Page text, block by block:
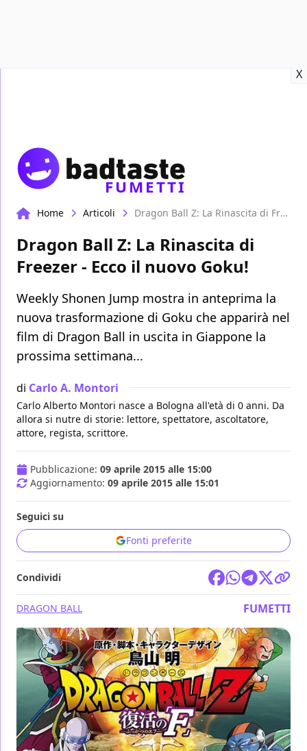
X
FUMETTI
Home Articoli Dragon Ball Z: La Rinascita di Freezer - Ecco il nuovo Goku!
Dragon Ball Z: La Rinascita di
Freezer - Ecco il nuovo Goku!
Weekly Shonen Jump mostra in anteprima la
nuova trasformazione di Goku che apparirà nel
film di Dragon Ball in uscita in Giappone la
prossima settimana...
di Carlo A. Montori
Carlo Alberto Montori nasce a Bologna all'età di 0 anni. Da
allora si nutre di storie: lettore, spettatore, ascoltatore,
attore, regista, scrittore.
Pubblicazione: 09 aprile 2015 alle 15:00
Aggiornamento: 09 aprile 2015 alle 15:01
Seguici su
Fonti preferite
Condividi
DRAGON BALL FUMETTI